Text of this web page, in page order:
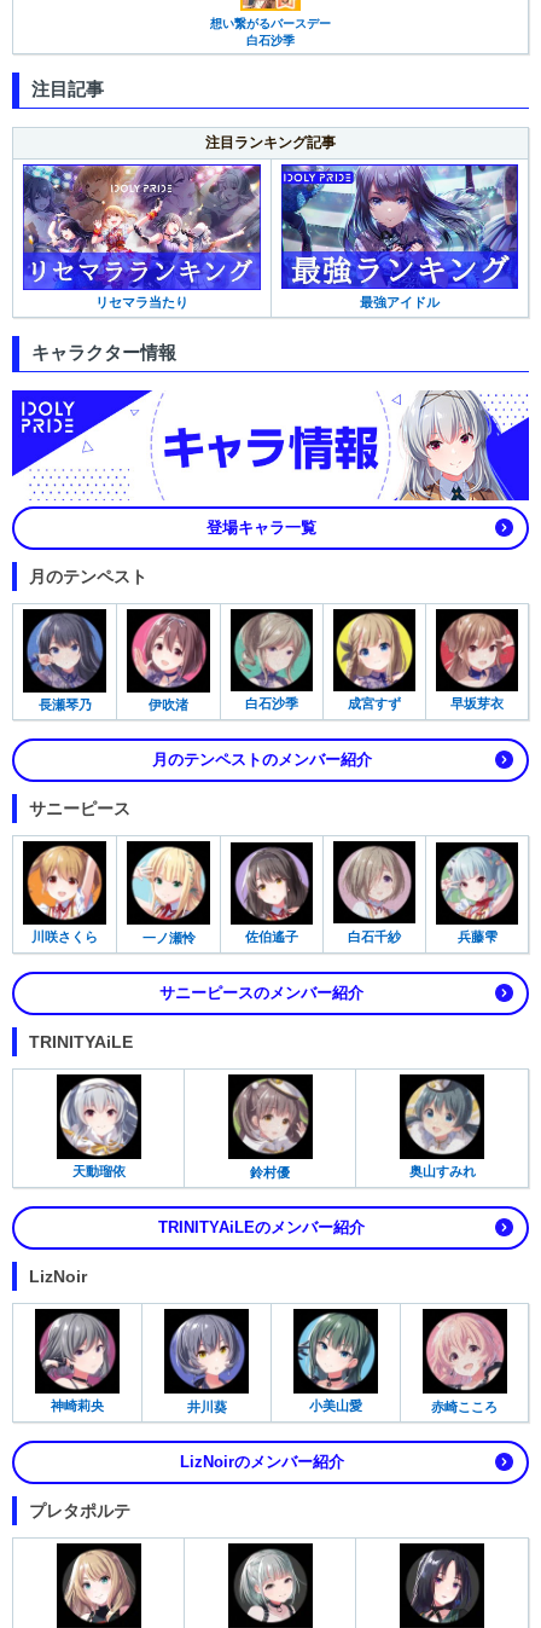
想い繋がるバースデー
白石沙季
注目記事
注目ランキング記事
リセマラ当たり 最強アイドル
キャラクター情報
登場キャラ一覧
月のテンペスト
長瀬琴乃 伊吹渚 白石沙季 成宮すず 早坂芽衣
月のテンペストのメンバー紹介
サニーピース
川咲さくら 一ノ瀬怜 佐伯遙子 白石千紗 兵藤雫
サニーピースのメンバー紹介
TRINITYAiLE
天動瑠依 鈴村優 奥山すみれ
TRINITYAiLEのメンバー紹介
LizNoir
神崎莉央 井川葵 小美山愛 赤崎こころ
LizNoirのメンバー紹介
プレタポルテ